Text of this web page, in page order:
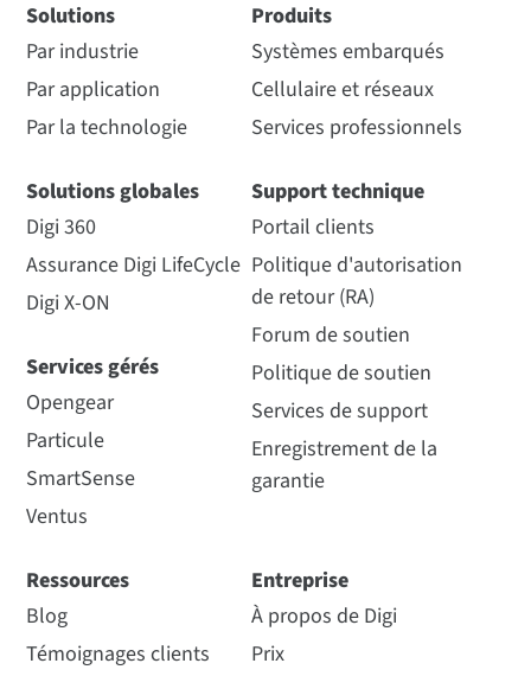
Solutions
Par industrie
Par application
Par la technologie
Solutions globales
Digi 360
Assurance Digi LifeCycle
Digi X-ON
Services gérés
Opengear
Particule
SmartSense
Ventus
Produits
Systèmes embarqués
Cellulaire et réseaux
Services professionnels
Support technique
Portail clients
Politique d'autorisation
de retour (RA)
Forum de soutien
Politique de soutien
Services de support
Enregistrement de la
garantie
Ressources
Blog
Témoignages clients
Entreprise
À propos de Digi
Prix